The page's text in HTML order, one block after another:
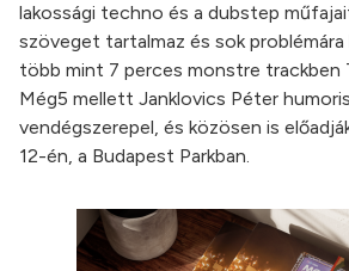
lakossági techno és a dubstep
szöveget tartalmaz és sok problémára
több mint 7 perces monstre trackben
Még5 mellett Janklovics Péter
vendégszerepel, és közösen is
12-én, a Budapest Parkban.